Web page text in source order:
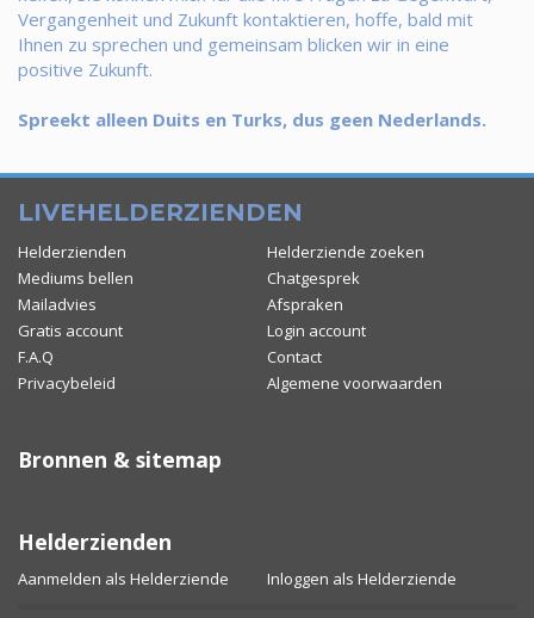
Vergangenheit und Zukunft kontaktieren, hoffe, bald mit
Ihnen zu sprechen und gemeinsam blicken wir in eine
positive Zukunft.
Spreekt alleen Duits en Turks, dus geen Nederlands.
LIVEHELDERZIENDEN
Helderzienden
Helderziende zoeken
Mediums bellen
Chatgesprek
Mailadvies
Afspraken
Gratis account
Login account
F.A.Q
Contact
Privacybeleid
Algemene voorwaarden
Bronnen & sitemap
Helderzienden
Aanmelden als Helderziende Inloggen als Helderziende